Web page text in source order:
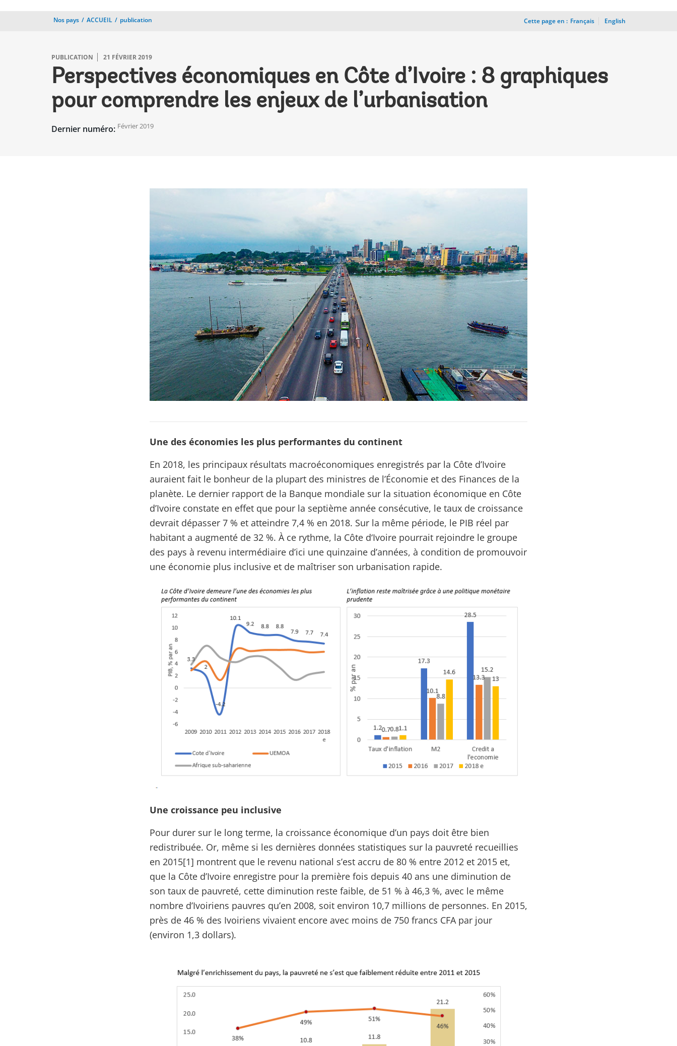
Nos pays ACCUEIL publication Cette page en : Français English
PUBLICATION 21 FÉVRIER 2019
Perspectives économiques en Côte d’Ivoire : 8 graphiques
pour comprendre les enjeux de l’urbanisation
Dernier numéro: Février 2019
Une des économies les plus performantes du continent
En 2018, les principaux résultats macroéconomiques enregistrés par la Côte d’Ivoire
auraient fait le bonheur de la plupart des ministres de l’Économie et des Finances de la
planète. Le dernier rapport de la Banque mondiale sur la situation économique en Côte
d’Ivoire constate en effet que pour la septième année consécutive, le taux de croissance
devrait dépasser 7 % et atteindre 7,4 % en 2018. Sur la même période, le PIB réel par
habitant a augmenté de 32 %. À ce rythme, la Côte d‘Ivoire pourrait rejoindre le groupe
des pays à revenu intermédiaire d’ici une quinzaine d’années, à condition de promouvoir
une économie plus inclusive et de maîtriser son urbanisation rapide.
Une croissance peu inclusive
Pour durer sur le long terme, la croissance économique d’un pays doit être bien
redistribuée. Or, même si les dernières données statistiques sur la pauvreté recueillies
en 2015[1] montrent que le revenu national s’est accru de 80 % entre 2012 et 2015 et,
que la Côte d’Ivoire enregistre pour la première fois depuis 40 ans une diminution de
son taux de pauvreté, cette diminution reste faible, de 51 % à 46,3 %, avec le même
nombre d’Ivoiriens pauvres qu’en 2008, soit environ 10,7 millions de personnes. En 2015,
près de 46 % des Ivoiriens vivaient encore avec moins de 750 francs CFA par jour
(environ 1,3 dollars).